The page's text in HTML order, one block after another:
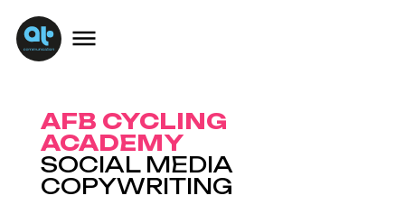
AFB CYCLING
ACADEMY
SOCIAL MEDIA
COPYWRITING